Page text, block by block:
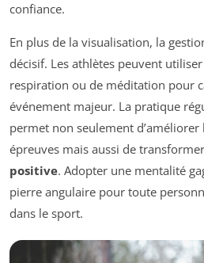
confiance.
En plus de la visualisation, la
décisif. Les athlètes peuvent
respiration ou de méditation pour
événement majeur. La pratique
permet non seulement
épreuves mais aussi de
positive. Adopter une mentalité
pierre angulaire pour toute
dans le sport.